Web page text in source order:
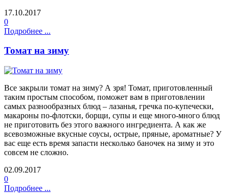
17.10.2017
0
Подробнее ...
Томат на зиму
Все закрыли томат на зиму? А зря! Томат, приготовленный
таким простым способом, поможет вам в приготовлении
самых разнообразных блюд – лазанья, гречка по-купечески,
макароны по-флотски, борщи, супы и еще много-много блюд
не приготовить без этого важного ингредиента. А как же
всевозможные вкусные соусы, острые, пряные, ароматные? У
вас еще есть время запасти несколько баночек на зиму и это
совсем не сложно.
02.09.2017
0
Подробнее ...